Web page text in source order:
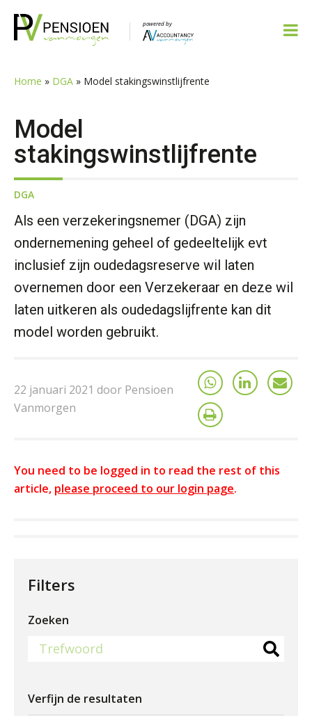
naar
naar
inhoud
naar
sidebar
naar
Home » DGA » Model stakingswinstlijfrente
Model
stakingswinstlijfrente
DGA
Als een verzekeringsnemer (DGA) zijn
ondernemening geheel of gedeeltelijk evt
inclusief zijn oudedagsreserve wil laten
overnemen door een Verzekeraar en deze wil
laten uitkeren als oudedagslijfrente kan dit
model worden gebruikt.
22 januari 2021 door Pensioen
Vanmorgen
You need to be logged in to read the rest of this
article, please proceed to our login page.
Filters
Zoeken
Verfijn de resultaten